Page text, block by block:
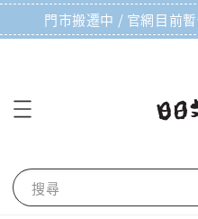
門市搬遷中 / 官網目前
搜尋